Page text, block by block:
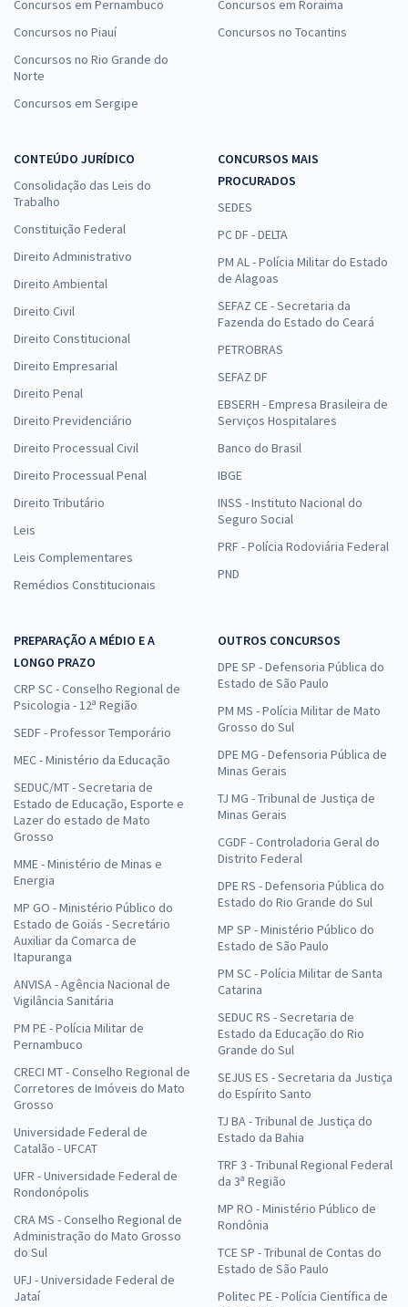
Concursos em Pernambuco
Concursos no Piauí
Concursos no Rio Grande do
Norte
Concursos em Sergipe
Concursos em Roraima
Concursos no Tocantins
CONTEÚDO JURÍDICO
Consolidação das Leis do
Trabalho
Constituição Federal
Direito Administrativo
Direito Ambiental
Direito Civil
Direito Constitucional
Direito Empresarial
Direito Penal
Direito Previdenciário
Direito Processual Civil
Direito Processual Penal
Direito Tributário
Leis
Leis Complementares
Remédios Constitucionais
CONCURSOS MAIS
PROCURADOS
SEDES
PC DF - DELTA
PM AL - Polícia Militar do Estado
de Alagoas
SEFAZ CE - Secretaria da
Fazenda do Estado do Ceará
PETROBRAS
SEFAZ DF
EBSERH - Empresa Brasileira de
Serviços Hospitalares
Banco do Brasil
IBGE
INSS - Instituto Nacional do
Seguro Social
PRF - Polícia Rodoviária Federal
PND
PREPARAÇÃO A MÉDIO E A
LONGO PRAZO
CRP SC - Conselho Regional de
Psicologia - 12ª Região
SEDF - Professor Temporário
MEC - Ministério da Educação
SEDUC/MT - Secretaria de
Estado de Educação, Esporte e
Lazer do estado de Mato
Grosso
MME - Ministério de Minas e
Energia
MP GO - Ministério Público do
Estado de Goiás - Secretário
Auxiliar da Comarca de
Itapuranga
ANVISA - Agência Nacional de
Vigilância Sanitária
PM PE - Polícia Militar de
Pernambuco
CRECI MT - Conselho Regional de
Corretores de Imóveis do Mato
Grosso
Universidade Federal de
Catalão - UFCAT
UFR - Universidade Federal de
Rondonópolis
CRA MS - Conselho Regional de
Administração do Mato Grosso
do Sul
UFJ - Universidade Federal de
Jataí
OUTROS CONCURSOS
DPE SP - Defensoria Pública do
Estado de São Paulo
PM MS - Polícia Militar de Mato
Grosso do Sul
DPE MG - Defensoria Pública de
Minas Gerais
TJ MG - Tribunal de Justiça de
Minas Gerais
CGDF - Controladoria Geral do
Distrito Federal
DPE RS - Defensoria Pública do
Estado do Rio Grande do Sul
MP SP - Ministério Público do
Estado de São Paulo
PM SC - Polícia Militar de Santa
Catarina
SEDUC RS - Secretaria de
Estado da Educação do Rio
Grande do Sul
SEJUS ES - Secretaria da Justiça
do Espírito Santo
TJ BA - Tribunal de Justiça do
Estado da Bahia
TRF 3 - Tribunal Regional Federal
da 3ª Região
MP RO - Ministério Público de
Rondônia
TCE SP - Tribunal de Contas do
Estado de São Paulo
Politec PE - Polícia Científica de